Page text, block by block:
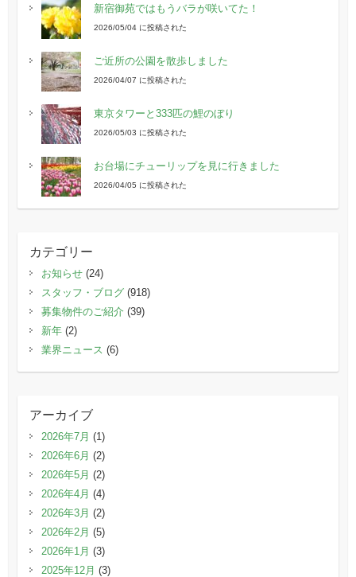
新宿御苑ではもうバラが咲いてた！
2026/05/04 に投稿された
ご近所の公園を散歩しました
2026/04/07 に投稿された
東京タワーと333匹の鯉のぼり
2026/05/03 に投稿された
お台場にチューリップを見に行きました
2026/04/05 に投稿された
カテゴリー
お知らせ(24)
スタッフ・ブログ(918)
募集物件のご紹介 (39)
新年(2)
業界ニュース (6)
アーカイブ
2026年7月 (1)
2026年6月 (2)
2026年5月 (2)
2026年4月 (4)
2026年3月 (2)
2026年2月 (5)
2026年1月 (3)
2025年12月 (3)